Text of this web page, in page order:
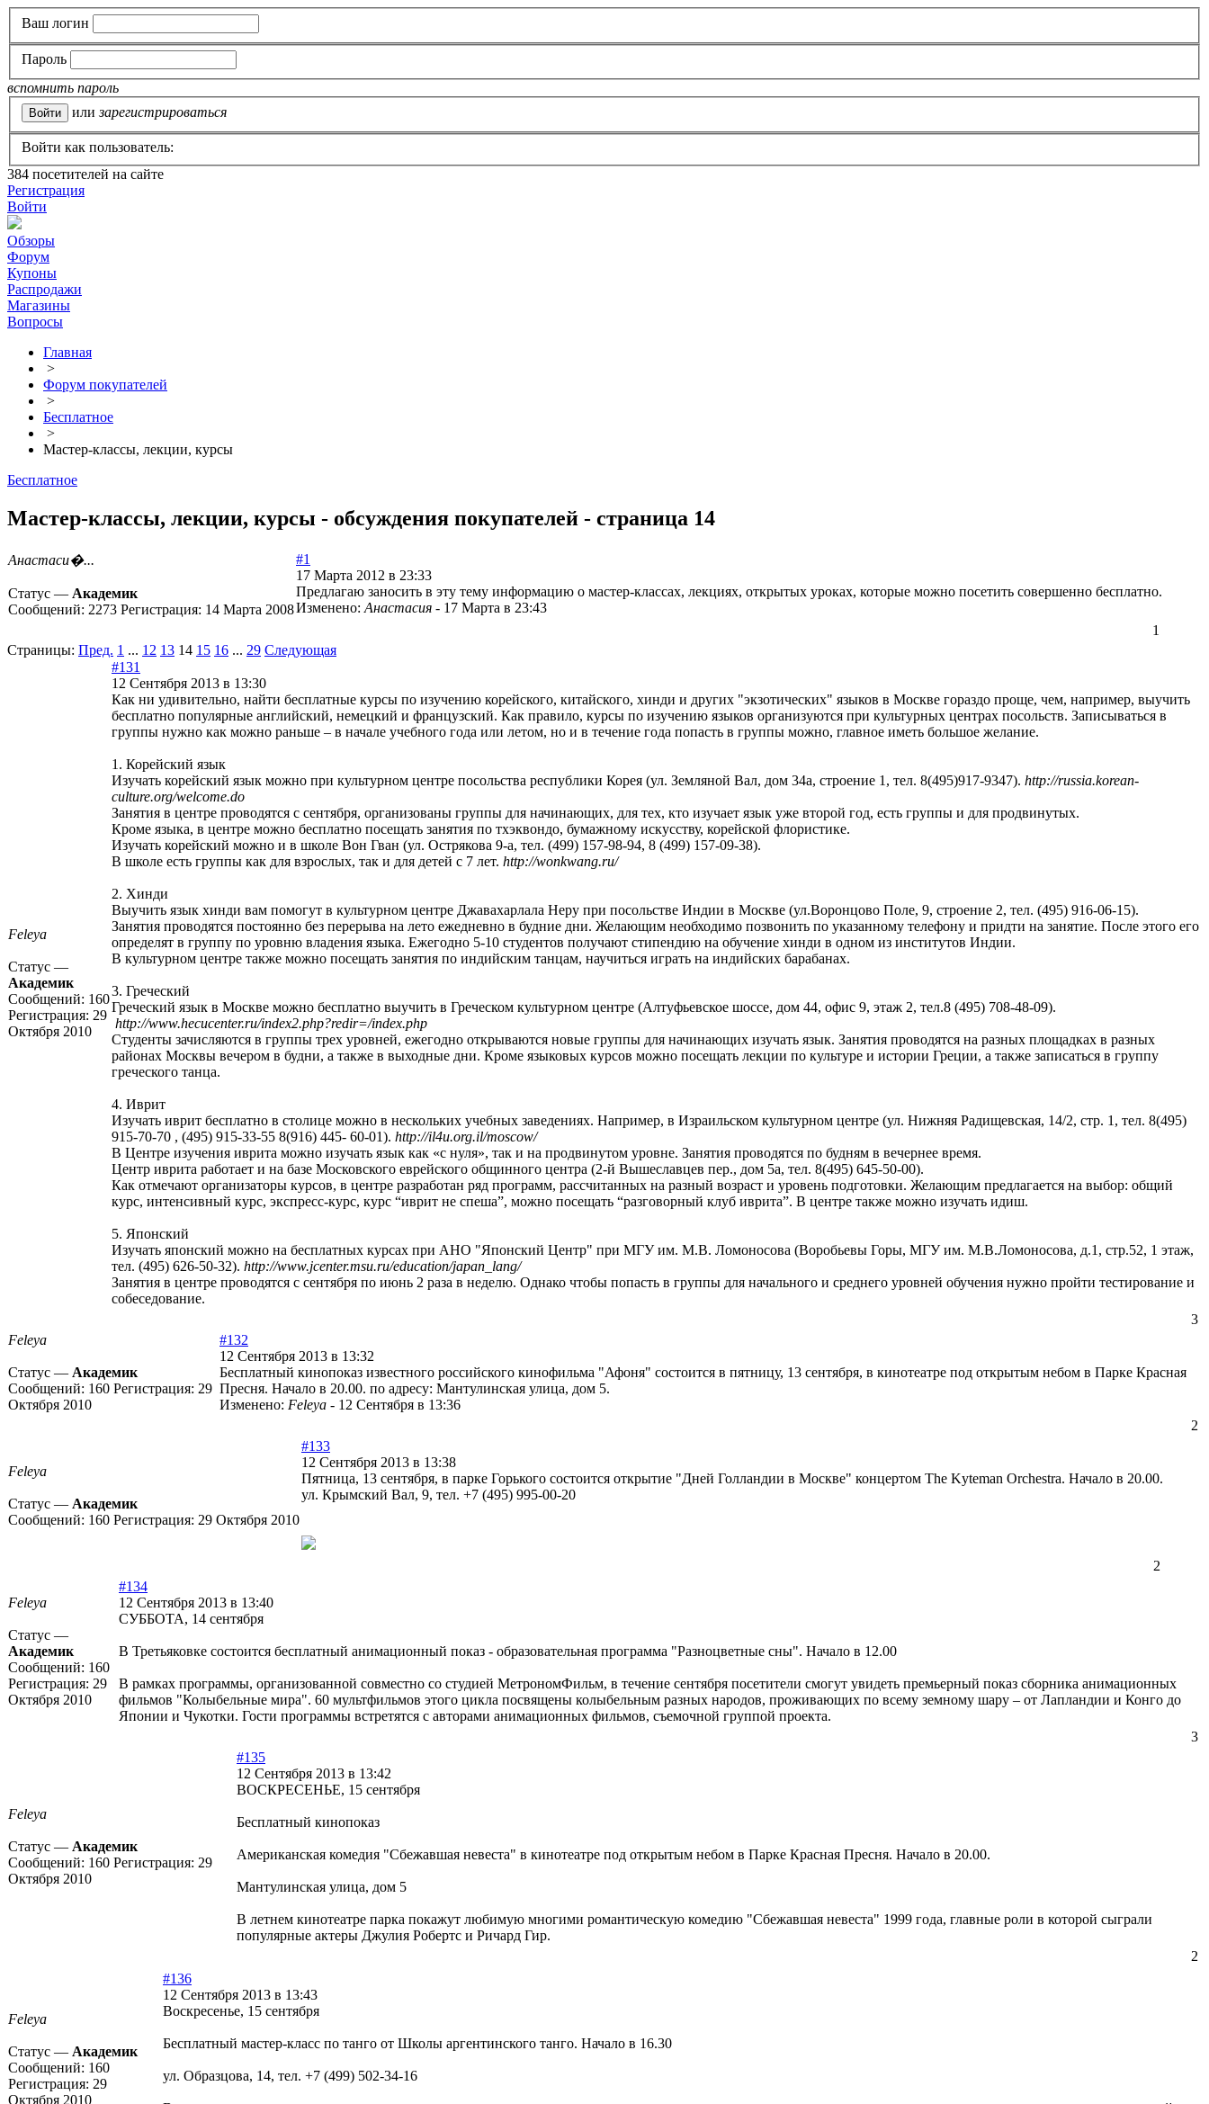
Ваш логин
Пароль
вспомнить пароль
или зарегистрироваться
Войти как пользователь:
384 посетителей на сайте
Регистрация
Войти
Обзоры
Форум
Купоны
Распродажи
Магазины
Вопросы
Главная
>
Форум покупателей
>
Бесплатное
>
Мастер-классы, лекции, курсы
Бесплатное
Мастер-классы, лекции, курсы - обсуждения покупателей - страница 14
Анастаси�...
Статус — Академик
Сообщений: 2273 Регистрация: 14 Марта 2008
#1
17 Марта 2012 в 23:33
Предлагаю заносить в эту тему информацию о мастер-классах, лекциях, открытых уроках, которые можно посетить совершенно бесплатно.
Изменено: Анастасия - 17 Марта в 23:43
1
Страницы: Пред. 1 ... 12 13 14 15 16 ... 29 Следующая
Feleya
Статус —
Академик
Сообщений: 160
Регистрация: 29
Октября 2010
#131
12 Сентября 2013 в 13:30
Как ни удивительно, найти бесплатные курсы по изучению корейского, китайского, хинди и других "экзотических" языков в Москве гораздо проще, чем, например, выучить
бесплатно популярные английский, немецкий и французский. Как правило, курсы по изучению языков организуются при культурных центрах посольств. Записываться в
группы нужно как можно раньше – в начале учебного года или летом, но и в течение года попасть в группы можно, главное иметь большое желание.
1. Корейский язык
Изучать корейский язык можно при культурном центре посольства республики Корея (ул. Земляной Вал, дом 34а, строение 1, тел. 8(495)917-9347). http://russia.korean-
culture.org/welcome.do
Занятия в центре проводятся с сентября, организованы группы для начинающих, для тех, кто изучает язык уже второй год, есть группы и для продвинутых.
Кроме языка, в центре можно бесплатно посещать занятия по тхэквондо, бумажному искусству, корейской флористике.
Изучать корейский можно и в школе Вон Гван (ул. Острякова 9-а, тел. (499) 157-98-94, 8 (499) 157-09-38).
В школе есть группы как для взрослых, так и для детей с 7 лет. http://wonkwang.ru/
2. Хинди
Выучить язык хинди вам помогут в культурном центре Джавахарлала Неру при посольстве Индии в Москве (ул.Воронцово Поле, 9, строение 2, тел. (495) 916-06-15).
Занятия проводятся постоянно без перерыва на лето ежедневно в будние дни. Желающим необходимо позвонить по указанному телефону и придти на занятие. После этого его
определят в группу по уровню владения языка. Ежегодно 5-10 студентов получают стипендию на обучение хинди в одном из институтов Индии.
В культурном центре также можно посещать занятия по индийским танцам, научиться играть на индийских барабанах.
3. Греческий
Греческий язык в Москве можно бесплатно выучить в Греческом культурном центре (Алтуфьевское шоссе, дом 44, офис 9, этаж 2, тел.8 (495) 708-48-09).
http://www.hecucenter.ru/index2.php?redir=/index.php
Студенты зачисляются в группы трех уровней, ежегодно открываются новые группы для начинающих изучать язык. Занятия проводятся на разных площадках в разных
районах Москвы вечером в будни, а также в выходные дни. Кроме языковых курсов можно посещать лекции по культуре и истории Греции, а также записаться в группу
греческого танца.
4. Иврит
Изучать иврит бесплатно в столице можно в нескольких учебных заведениях. Например, в Израильском культурном центре (ул. Нижняя Радищевская, 14/2, стр. 1, тел. 8(495)
915-70-70 , (495) 915-33-55 8(916) 445- 60-01). http://il4u.org.il/moscow/
В Центре изучения иврита можно изучать язык как «с нуля», так и на продвинутом уровне. Занятия проводятся по будням в вечернее время.
Центр иврита работает и на базе Московского еврейского общинного центра (2-й Вышеславцев пер., дом 5а, тел. 8(495) 645-50-00).
Как отмечают организаторы курсов, в центре разработан ряд программ, рассчитанных на разный возраст и уровень подготовки. Желающим предлагается на выбор: общий
курс, интенсивный курс, экспресс-курс, курс “иврит не спеша”, можно посещать “разговорный клуб иврита”. В центре также можно изучать идиш.
5. Японский
Изучать японский можно на бесплатных курсах при АНО "Японский Центр" при МГУ им. М.В. Ломоносова (Воробьевы Горы, МГУ им. М.В.Ломоносова, д.1, стр.52, 1 этаж,
тел. (495) 626-50-32). http://www.jcenter.msu.ru/education/japan_lang/
Занятия в центре проводятся с сентября по июнь 2 раза в неделю. Однако чтобы попасть в группы для начального и среднего уровней обучения нужно пройти тестирование и
собеседование.
3
Feleya
Статус — Академик
Сообщений: 160 Регистрация: 29
Октября 2010
#132
12 Сентября 2013 в 13:32
Бесплатный кинопоказ известного российского кинофильма "Афоня" состоится в пятницу, 13 сентября, в кинотеатре под открытым небом в Парке Красная
Пресня. Начало в 20.00. по адресу: Мантулинская улица, дом 5.
Изменено: Feleya - 12 Сентября в 13:36
2
Feleya
Статус — Академик
Сообщений: 160 Регистрация: 29 Октября 2010
#133
12 Сентября 2013 в 13:38
Пятница, 13 сентября, в парке Горького состоится открытие "Дней Голландии в Москве" концертом The Kyteman Orchestra. Начало в 20.00.
ул. Крымский Вал, 9, тел. +7 (495) 995-00-20
2
Feleya
Статус —
Академик
Сообщений: 160
Регистрация: 29
Октября 2010
#134
12 Сентября 2013 в 13:40
СУББОТА, 14 сентября
В Третьяковке состоится бесплатный анимационный показ - образовательная программа "Разноцветные сны". Начало в 12.00
В рамках программы, организованной совместно со студией МетрономФильм, в течение сентября посетители смогут увидеть премьерный показ сборника анимационных
фильмов "Колыбельные мира". 60 мультфильмов этого цикла посвящены колыбельным разных народов, проживающих по всему земному шару – от Лапландии и Конго до
Японии и Чукотки. Гости программы встретятся с авторами анимационных фильмов, съемочной группой проекта.
3
Feleya
Статус — Академик
Сообщений: 160 Регистрация: 29
Октября 2010
#135
12 Сентября 2013 в 13:42
ВОСКРЕСЕНЬЕ, 15 сентября
Бесплатный кинопоказ
Американская комедия "Сбежавшая невеста" в кинотеатре под открытым небом в Парке Красная Пресня. Начало в 20.00.
Мантулинская улица, дом 5
В летнем кинотеатре парка покажут любимую многими романтическую комедию "Сбежавшая невеста" 1999 года, главные роли в которой сыграли
популярные актеры Джулия Робертс и Ричард Гир.
2
Feleya
Статус — Академик
Сообщений: 160
Регистрация: 29
Октября 2010
#136
12 Сентября 2013 в 13:43
Воскресенье, 15 сентября
Бесплатный мастер-класс по танго от Школы аргентинского танго. Начало в 16.30
ул. Образцова, 14, тел. +7 (499) 502-34-16